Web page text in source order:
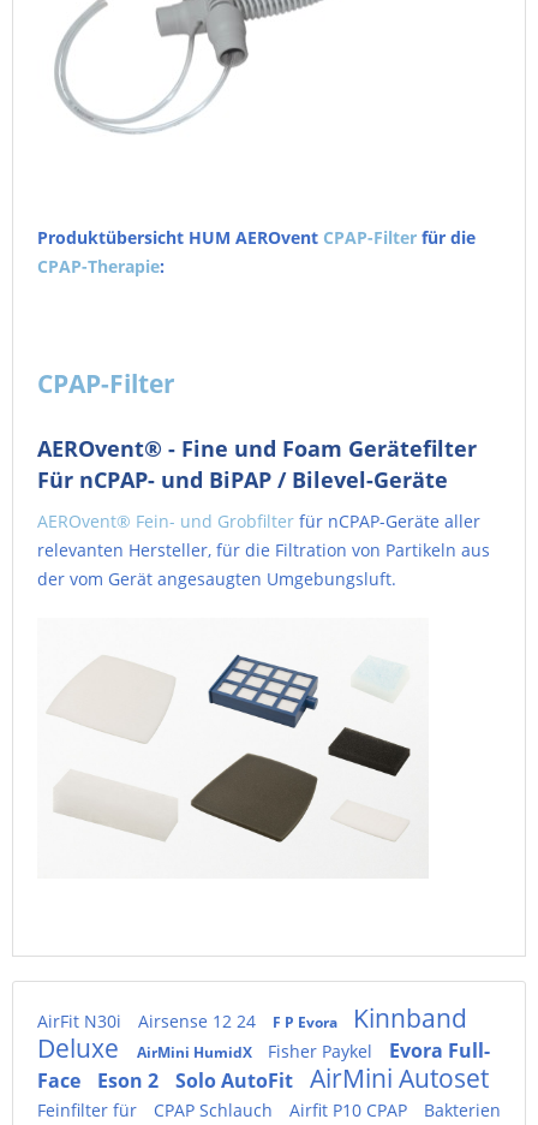
Produktübersicht HUM AEROvent CPAP-Filter für die
CPAP-Therapie:
CPAP-Filter
AEROvent® - Fine und Foam Gerätefilter
Für nCPAP- und BiPAP / Bilevel-Geräte
AEROvent® Fein- und Grobfilter für nCPAP-Geräte aller
relevanten Hersteller, für die Filtration von Partikeln aus
der vom Gerät angesaugten Umgebungsluft.
AirFit N30i Airsense 12 24 F P Evora
Kinnband
Deluxe
AirMini HumidX Fisher Paykel
Evora Full-
Face
Eson 2 Solo AutoFit AirMini Autoset
Feinfilter für CPAP Schlauch Airfit P10 CPAP
Bakterien